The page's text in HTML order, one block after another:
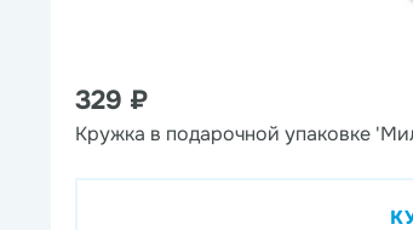
329 ₽
Кружка в подарочной упаковке